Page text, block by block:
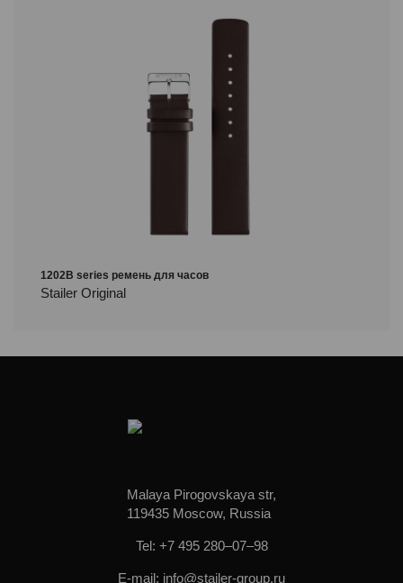
1202B series ремень для часов
Stailer Original
Malaya Pirogovskaya str,
119435 Moscow, Russia
Tel: +7 495 280–07–98
E-mail: info@stailer-group.ru